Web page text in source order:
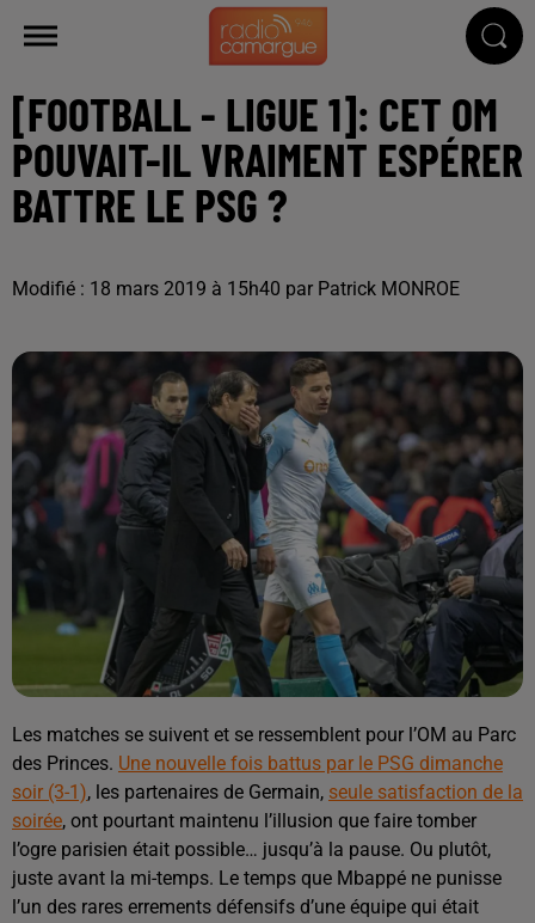
[FOOTBALL - LIGUE 1]: CET OM
POUVAIT-IL VRAIMENT ESPÉRER
BATTRE LE PSG ?
Modifié : 18 mars 2019 à 15h40 par Patrick MONROE
Les matches se suivent et se ressemblent pour l’OM au Parc
des Princes. Une nouvelle fois battus par le PSG dimanche
soir (3-1), les partenaires de Germain, seule satisfaction de la
soirée, ont pourtant maintenu l’illusion que faire tomber
l’ogre parisien était possible… jusqu’à la pause. Ou plutôt,
juste avant la mi-temps. Le temps que Mbappé ne punisse
l’un des rares errements défensifs d’une équipe qui était